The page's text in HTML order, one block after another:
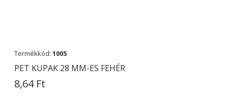
Termékkód: 1005
PET KUPAK 28 MM-ES FEHÉR
8,64 Ft